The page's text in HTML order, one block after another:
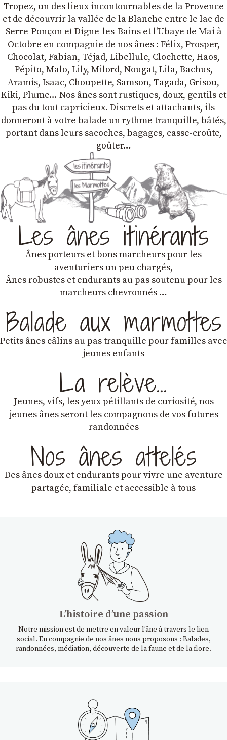
Tropez, un des lieux incontournables de la Provence
et de découvrir la vallée de la Blanche entre le lac de
Serre-Ponçon et Digne-les-Bains et l'Ubaye de Mai à
Octobre en compagnie de nos ânes : Félix, Prosper,
Chocolat, Fabian, Téjad, Libellule, Clochette, Haos,
Pépito, Malo, Lily, Milord, Nougat, Lila, Bachus,
Aramis, Isaac, Choupette, Samson, Tagada, Grisou,
Kiki, Plume… Nos ânes sont rustiques, doux, gentils et
pas du tout capricieux. Discrets et attachants, ils
donneront à votre balade un rythme tranquille, bâtés,
portant dans leurs sacoches, bagages, casse-croûte,
goûter…
Les ânes itinérants
Ânes porteurs et bons marcheurs pour les
aventuriers un peu chargés,
Ânes robustes et endurants au pas soutenu pour les
marcheurs chevronnés …
Balade aux marmottes
Petits ânes câlins au pas tranquille pour familles avec
jeunes enfants
La relève…
Jeunes, vifs, les yeux pétillants de curiosité, nos
jeunes ânes seront les compagnons de vos futures
randonnées
Nos ânes attelés
Des ânes doux et endurantspour vivre une aventure
partagée, familiale et accessible à tous
Lʼhistoire dʼune passion
Notre mission est de mettre en valeur l’âne à travers le lien
social. En compagnie de nos ânes nous proposons : Balades,
randonnées, médiation, découverte de la faune et de la flore.